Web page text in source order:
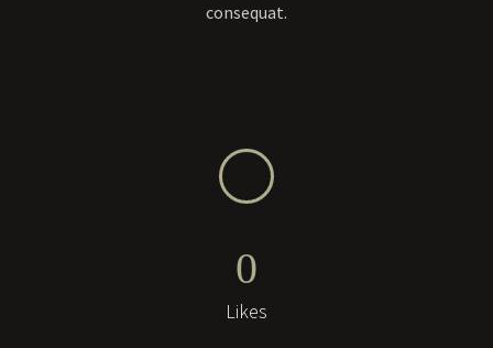
consequat.
0
Likes